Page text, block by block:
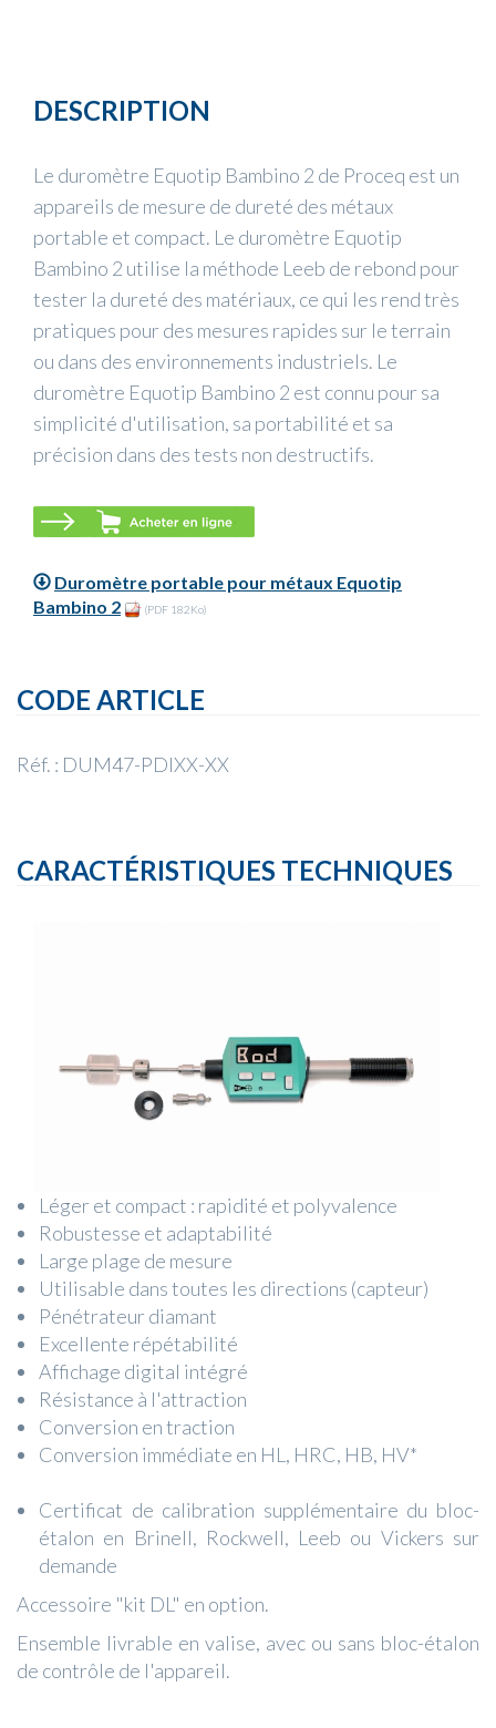
DESCRIPTION
Le duromètre Equotip Bambino 2 de Proceq est un
appareils de mesure de dureté des métaux
portable et compact. Le duromètre Equotip
Bambino 2 utilise la méthode Leeb de rebond pour
tester la dureté des matériaux, ce qui les rend très
pratiques pour des mesures rapides sur le terrain
ou dans des environnements industriels. Le
duromètre Equotip Bambino 2 est connu pour sa
simplicité d'utilisation, sa portabilité et sa
précision dans des tests non destructifs.
Duromètre portable pour métaux Equotip
Bambino 2
(PDF 182Ko)
CODE ARTICLE
Réf. : DUM47-PDIXX-XX
CARACTÉRISTIQUES TECHNIQUES
Léger et compact : rapidité et polyvalence
Robustesse et adaptabilité
Large plage de mesure
Utilisable dans toutes les directions (capteur)
Pénétrateur diamant
Excellente répétabilité
Affichage digital intégré
Résistance à l'attraction
Conversion en traction
Conversion immédiate en HL, HRC, HB, HV*
Certificat de calibration supplémentaire du bloc-
étalon en Brinell, Rockwell, Leeb ou Vickers sur
demande
Accessoire "kit DL" en option.
Ensemble livrable en valise, avec ou sans bloc-étalon
de contrôle de l'appareil.